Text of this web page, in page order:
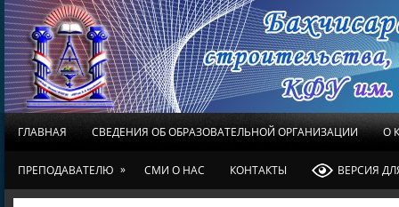
ГЛАВНАЯ СВЕДЕНИЯ ОБ ОБРАЗОВАТЕЛЬНОЙ ОРГАНИЗАЦИИ О
ПРЕПОДАВАТЕЛЮ » СМИ О НАС КОНТАКТЫ ВЕРСИЯ